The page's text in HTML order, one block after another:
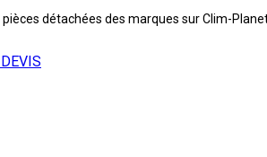
pièces détachées des marques sur Clim-